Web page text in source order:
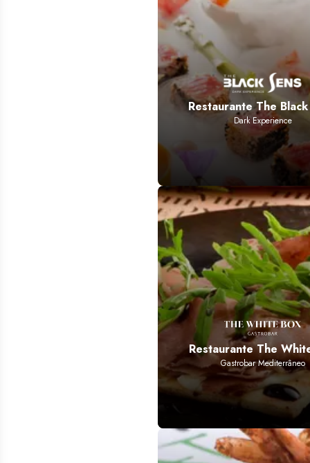
Restaurante The
Dark Experience
Restaurante The
Gastrobar Mediterrâneo